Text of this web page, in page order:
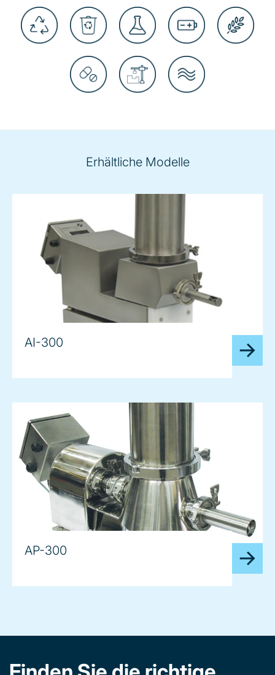
Erhältliche Modelle
AI-300
AP-300